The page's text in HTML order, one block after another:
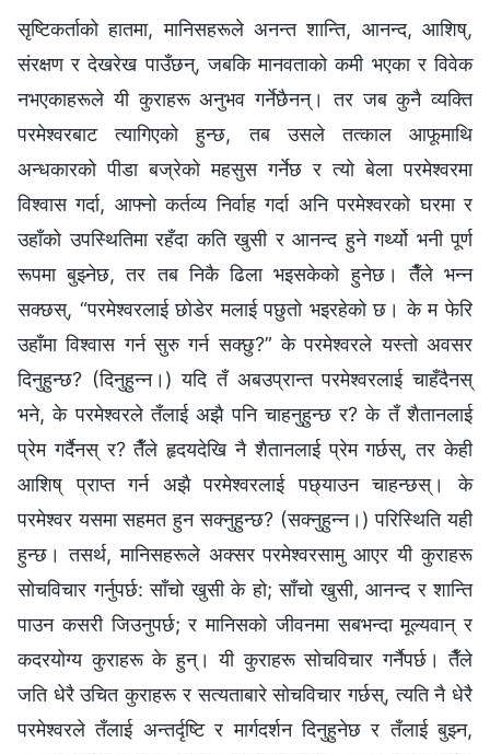
सृष्टिकर्ताको हातमा, मानिसहरूले अनन्त शान्ति, आनन्द, आशिष्,
संरक्षण र देखरेख पाउँछन्, जबकि मानवताको कमी भएका र विवेक
नभएकाहरूले यी कुराहरू अनुभव गर्नेछैनन्। तर जब कुनै व्यक्ति
परमेश्‍वरबाट त्यागिएको हुन्छ, तब उसले तत्काल आफूमाथि
अन्धकारको पीडा बज्रेको महसुस गर्नेछ र त्यो बेला परमेश्‍वरमा
विश्‍वास गर्दा, आफ्नो कर्तव्य निर्वाह गर्दा अनि परमेश्‍वरको घरमा र
उहाँको उपस्थितिमा रहँदा कति खुसी र आनन्द हुने गर्थ्यो भनी पूर्ण
रूपमा बुझ्नेछ, तर तब निकै ढिला भइसकेको हुनेछ। तैँले भन्‍न
सक्छस्, “परमेश्‍वरलाई छोडेर मलाई पछुतो भइरहेको छ। के म फेरि
उहाँमा विश्‍वास गर्न सुरु गर्न सक्छु?” के परमेश्‍वरले यस्तो अवसर
दिनुहुन्छ? (दिनुहुन्‍न।) यदि तँ अबउप्रान्त परमेश्‍वरलाई चाहँदैनस्
भने, के परमेश्‍वरले तँलाई अझै पनि चाहनुहुन्छ र? के तँ शैतानलाई
प्रेम गर्दैनस् र? तैँले हृदयदेखि नै शैतानलाई प्रेम गर्छस्, तर केही
आशिष् प्राप्त गर्न अझै परमेश्‍वरलाई पछ्याउन चाहन्छस्। के
परमेश्‍वर यसमा सहमत हुन सक्नुहुन्छ? (सक्नुहुन्‍न।) परिस्थिति यही
हुन्छ। तसर्थ, मानिसहरूले अक्सर परमेश्‍वरसामु आएर यी कुराहरू
सोचविचार गर्नुपर्छ: साँचो खुसी के हो; साँचो खुसी, आनन्द र शान्ति
पाउन कसरी जिउनुपर्छ; र मानिसको जीवनमा सबभन्दा मूल्यवान्‌ र
कदरयोग्य कुराहरू के हुन्। यी कुराहरू सोचविचार गर्नैपर्छ। तैँले
जति धेरै उचित कुराहरू र सत्यताबारे सोचविचार गर्छस्, त्यति नै धेरै
परमेश्‍वरले तँलाई अन्तर्दृष्टि र मार्गदर्शन दिनुहुनेछ र तँलाई बुझ्न,